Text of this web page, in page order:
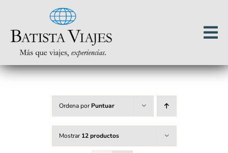
contenido
Ordena porPuntuar
Mostrar12 productos